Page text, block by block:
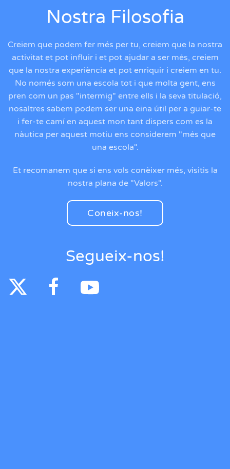
Nostra Filosofia
Creiem que podem fer més per tu, creiem que la nostra
activitat et pot influir i et pot ajudar a ser més, creiem
que la nostra experiència et pot enriquir i creiem en tu.
No només som una escola tot i que molta gent, ens
pren com un pas "intermig" entre ells i la seva titulació,
nosaltres sabem podem ser una eina útil per a guiar-te
i fer-te camí en aquest mon tant dispers com es la
nàutica per aquest motiu ens considerem "més que
una escola".
Et recomanem que si ens vols conèixer més, visitis la
nostra plana de "Valors".
Coneix-nos!
Segueix-nos!